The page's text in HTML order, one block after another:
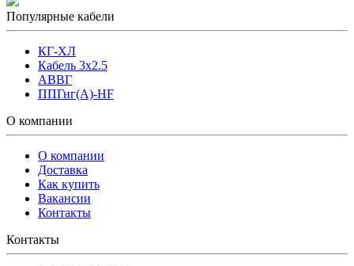
Популярные кабели
КГ-ХЛ
Кабель 3x2.5
АВВГ
ППГнг(А)-HF
О компании
О компании
Доставка
Как купить
Вакансии
Контакты
Контакты